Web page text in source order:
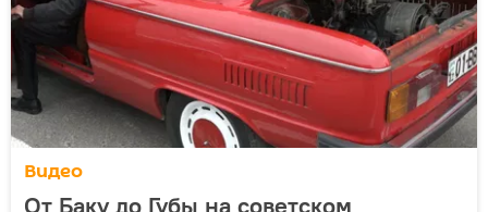
Видео
От Баку до Губы на советском